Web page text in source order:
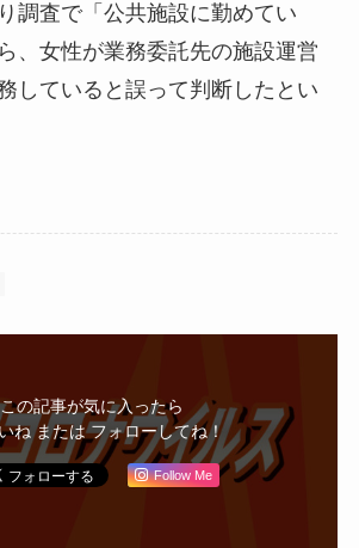
調査で「公共施設に勤めてい
、女性が業務委託先の施設運営
していると誤って判断したとい
この記事が気に入ったら
ね または フォローしてね！
Follow Me